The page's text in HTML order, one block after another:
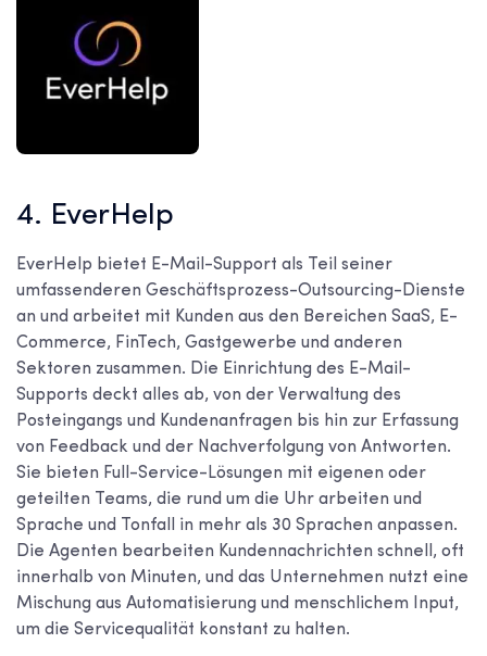
4. EverHelp
EverHelp bietet E-Mail-Support als Teil seiner
umfassenderen Geschäftsprozess-Outsourcing-Dienste
an und arbeitet mit Kunden aus den Bereichen SaaS, E-
Commerce, FinTech, Gastgewerbe und anderen
Sektoren zusammen. Die Einrichtung des E-Mail-
Supports deckt alles ab, von der Verwaltung des
Posteingangs und Kundenanfragen bis hin zur Erfassung
von Feedback und der Nachverfolgung von Antworten.
Sie bieten Full-Service-Lösungen mit eigenen oder
geteilten Teams, die rund um die Uhr arbeiten und
Sprache und Tonfall in mehr als 30 Sprachen anpassen.
Die Agenten bearbeiten Kundennachrichten schnell, oft
innerhalb von Minuten, und das Unternehmen nutzt eine
Mischung aus Automatisierung und menschlichem Input,
um die Servicequalität konstant zu halten.